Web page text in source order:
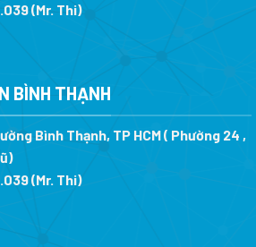
(Mr. Thi)
BÌNH THẠNH
Bình Thạnh, TP HCM ( Phường 24 ,
(Mr. Thi)